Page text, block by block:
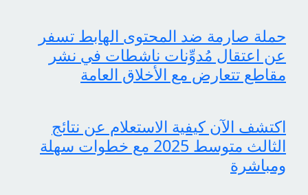
حملة صارمة ضد المحتوى الهابط تسفر
عن اعتقال مُدوِّنات ناشطات في نشر
مقاطع تتعارض مع الأخلاق العامة
اكتشف الآن كيفية الاستعلام عن نتائج
الثالث متوسط 2025 مع خطوات سهلة
ومباشرة